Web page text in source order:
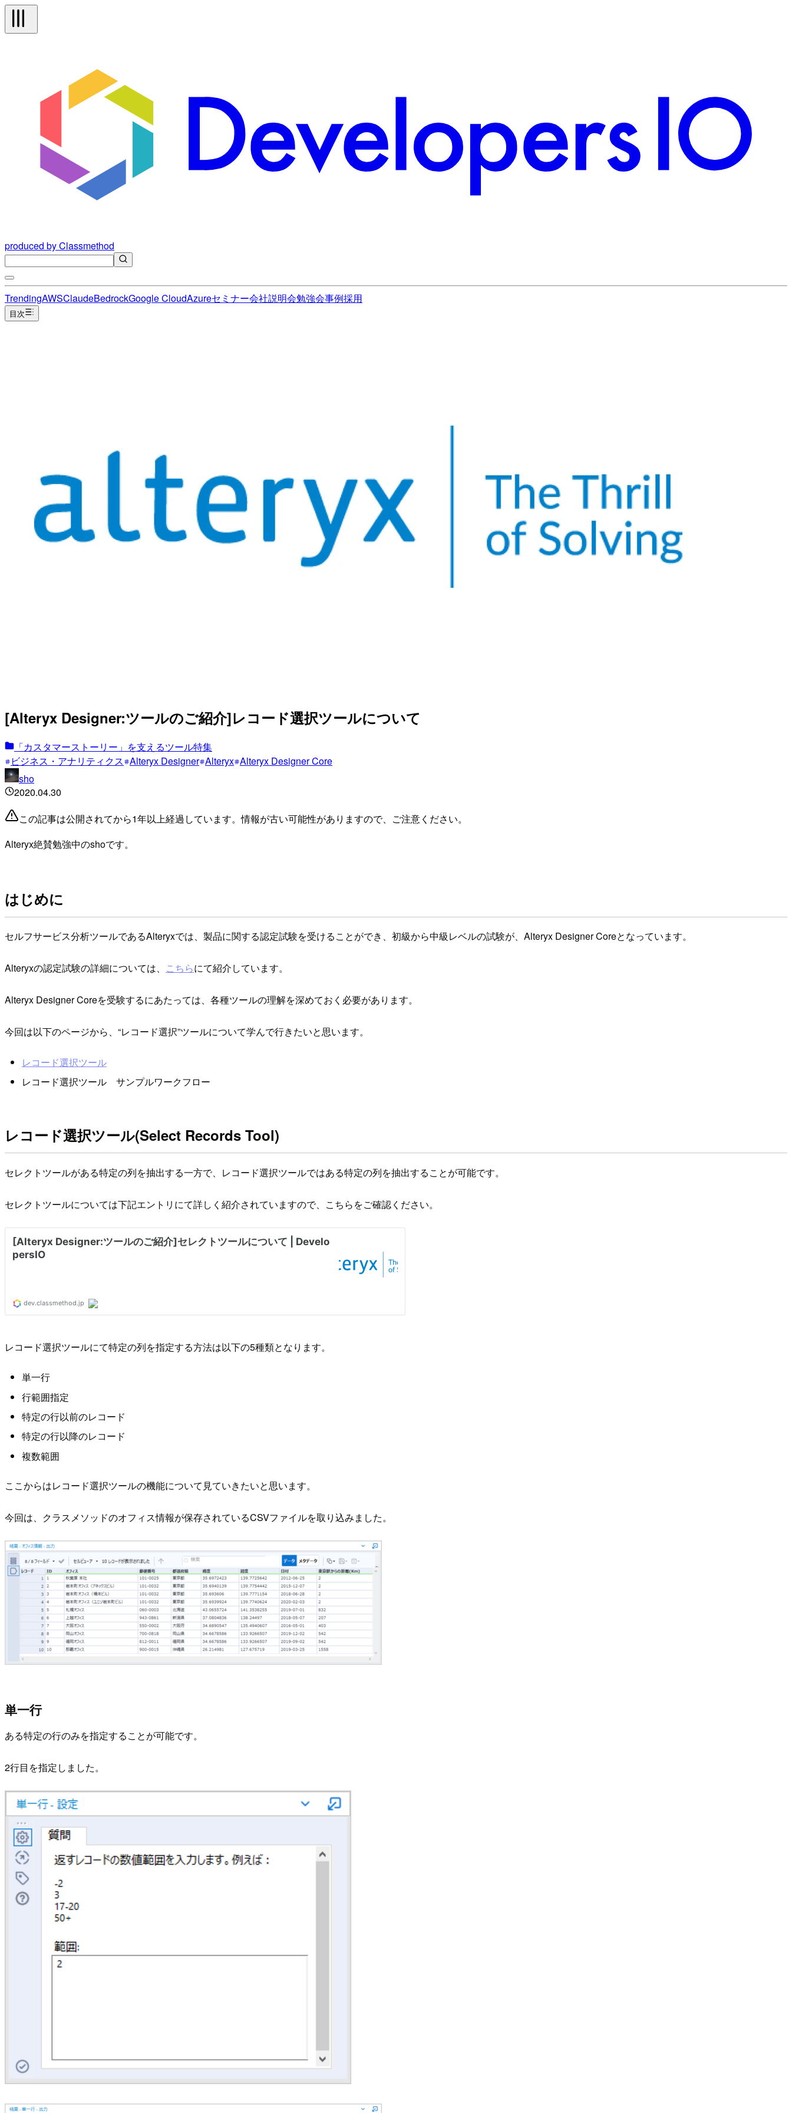
produced by Classmethod
TrendingAWSClaudeBedrockGoogle CloudAzureセミナー会社説明会勉強会事例採用
目次
[Alteryx Designer:ツールのご紹介]レコード選択ツールについて
「カスタマーストーリー」を支えるツール特集
ビジネス・アナリティクス Alteryx Designer Alteryx Alteryx Designer Core
sho
2020.04.30
この記事は公開されてから1年以上経過しています。情報が古い可能性がありますので、ご注意ください。
Alteryx絶賛勉強中のshoです。
はじめに
セルフサービス分析ツールであるAlteryxでは、製品に関する認定試験を受けることができ、初級から中級レベルの試験が、Alteryx Designer Coreとなっています。
Alteryxの認定試験の詳細については、 こちらにて紹介しています。
Alteryx Designer Coreを受験するにあたっては、各種ツールの理解を深めておく必要があります。
今回は以下のページから、“レコード選択”ツールについて学んで行きたいと思います。
レコード選択ツール
レコード選択ツール サンプルワークフロー
レコード選択ツール(Select Records Tool)
セレクトツールがある特定の列を抽出する一方で、レコード選択ツールではある特定の列を抽出することが可能です。
セレクトツールについては下記エントリにて詳しく紹介されていますので、こちらをご確認ください。
レコード選択ツールにて特定の列を指定する方法は以下の5種類となります。
単一行
行範囲指定
特定の行以前のレコード
特定の行以降のレコード
複数範囲
ここからはレコード選択ツールの機能について見ていきたいと思います。
今回は、クラスメソッドのオフィス情報が保存されているCSVファイルを取り込みました。
単一行
ある特定の行のみを指定することが可能です。
2行目を指定しました。